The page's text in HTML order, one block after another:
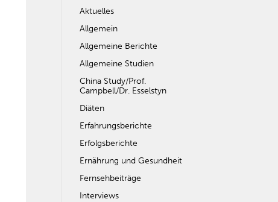
Aktuelles
Allgemein
Allgemeine Berichte
Allgemeine Studien
China Study/Prof.
Campbell/Dr. Esselstyn
Diäten
Erfahrungsberichte
Erfolgsberichte
Ernährung und Gesundheit
Fernsehbeiträge
Interviews